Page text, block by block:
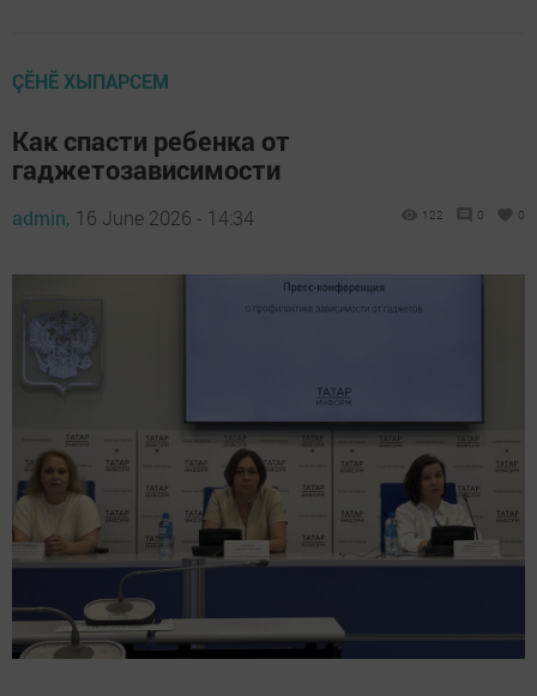
ÇӖНӖ ХЫПАРСЕМ
Как спасти ребенка от
гаджетозависимости
admin, 16 June 2026 - 14:34 122 0 0